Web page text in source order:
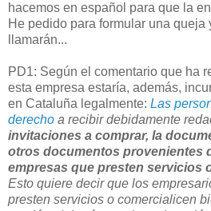
hacemos en español para que la
He pedido para formular una queja
llamarán...
PD1: Según el comentario que ha
esta empresa estaría, además,
en Cataluña legalmente: Las
derecho a recibir debidamente
invitaciones a comprar, la
otros documentos provenientes
empresas que presten servicios
Esto quiere decir que los
presten servicios o comercialicen